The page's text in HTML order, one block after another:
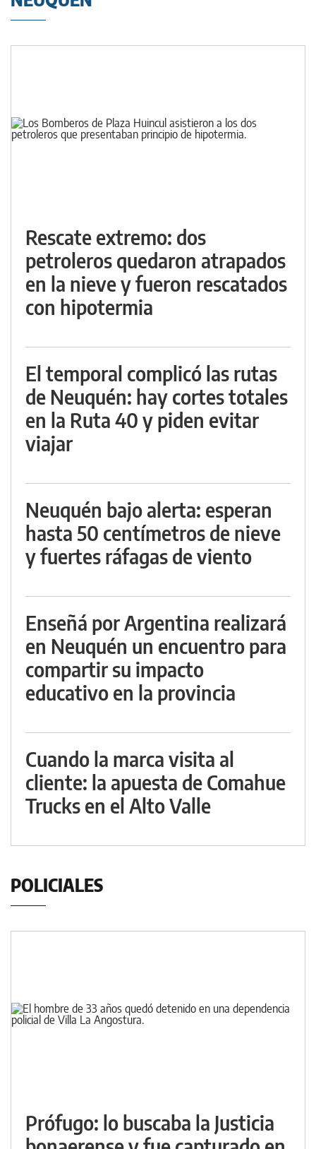
Rescate extremo: dos
petroleros quedaron atrapados
en la nieve y fueron rescatados
con hipotermia
El temporal complicó las rutas
de Neuquén: hay cortes totales
en la Ruta 40 y piden evitar
viajar
Neuquén bajo alerta: esperan
hasta 50 centímetros de nieve
y fuertes ráfagas de viento
Enseñá por Argentina realizará
en Neuquén un encuentro para
compartir su impacto
educativo en la provincia
Cuando la marca visita al
cliente: la apuesta de Comahue
Trucks en el Alto Valle
POLICIALES
Prófugo: lo buscaba la Justicia